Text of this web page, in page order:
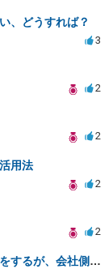
、どうすれば？
3
2
2
用法
2
2
不正行為の認めるところは認め、支払いをするが、会社側の妬みによる捏造に対して対応を相談したい。